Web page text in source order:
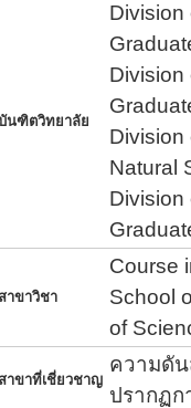
นฑิตวิทยาลัย
Division
Division
Division
Natural
Division
าขาวิชา
Course
School
of
าขาที่เชี่ยวชาญ
ความดัน
ปรากฏ